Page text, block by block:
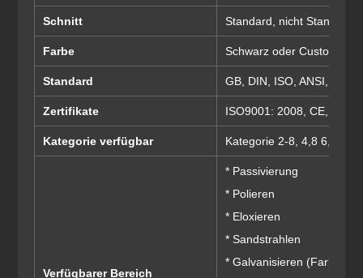
Schnitt Standard, nicht Standard,
Farbe Schwarz oder Custom
Standard GB, DIN, ISO, ANSI,
Zertifikate ISO9001: 2008, CE,
Kategorie verfügbar Kategorie 2-8, 4,8 6,8 8,8
Verfügbarer Bereich
* Passivierung
* Polieren
* Eloxieren
* Sandstrahlen
* Galvanisieren (Farbe,